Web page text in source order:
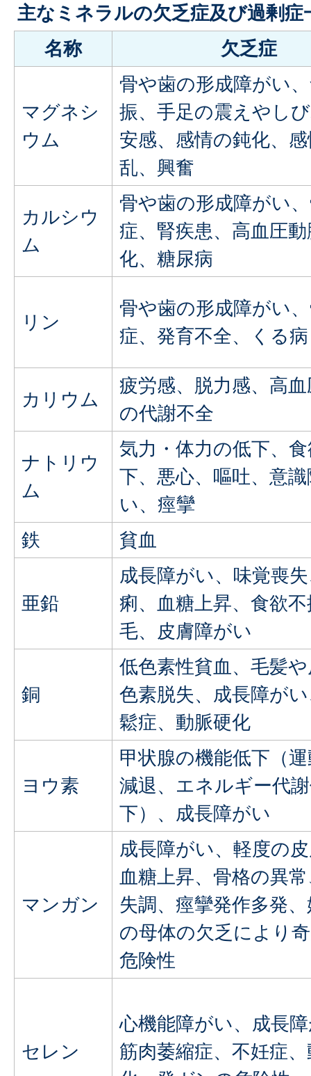
主なミネラルの欠乏症及び過剰症
名称
欠乏症
マグネシ
ウム
骨や歯の形成障がい
振、手足の震えやし
安感、感情の鈍化、
乱、興奮
カルシウ
ム
骨や歯の形成障がい
症、腎疾患、高血圧
化、糖尿病
リン
骨や歯の形成障がい
症、発育不全、くる病
カリウム
疲労感、脱力感、高
の代謝不全
ナトリウ
ム
気力・体力の低下、
下、悪心、嘔吐、意
い、痙攣
鉄
貧血
亜鉛
成長障がい、味覚喪
痢、血糖上昇、食欲
毛、皮膚障がい
銅
低色素性貧血、毛髪
色素脱失、成長障が
鬆症、動脈硬化
ヨウ素
甲状腺の機能低下（
減退、エネルギー代
下）、成長障がい
マンガン
成長障がい、軽度の
血糖上昇、骨格の異
失調、痙攣発作多発
の母体の欠乏により
危険性
セレン
心機能障がい、成長
筋肉萎縮症、不妊症